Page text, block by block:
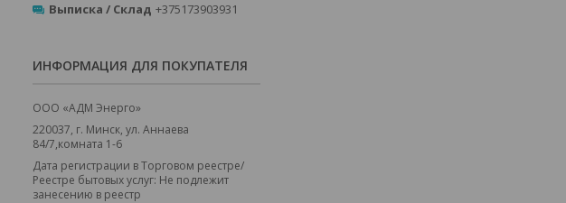
Выписка / Склад +375173903931
ИНФОРМАЦИЯ ДЛЯ ПОКУПАТЕЛЯ
ООО «АДМ Энерго»
220037, г. Минск, ул. Аннаева
84/7,комната 1-6
Дата регистрации в Торговом реестре/
Реестре бытовых услуг: Не подлежит
занесению в реестр